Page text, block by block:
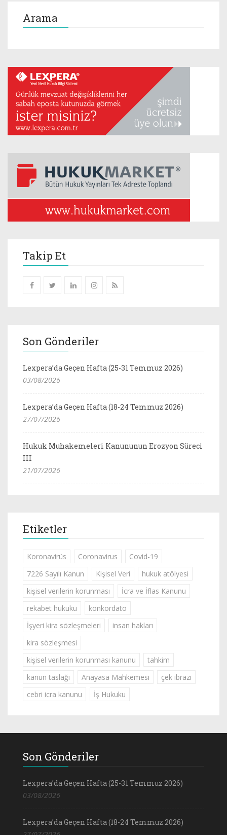
Arama
Takip Et
Son Gönderiler
Lexpera’da Geçen Hafta (25-31 Temmuz 2026)
03/08/2026
Lexpera’da Geçen Hafta (18-24 Temmuz 2026)
27/07/2026
Hukuk Muhakemeleri Kanununun Erozyon Süreci
III
21/07/2026
Etiketler
Koronavirüs Coronavirus
Covid-19
7226 Sayılı Kanun
Kişisel Veri
hukuk atölyesi
kişisel verilerin korunması
İcra ve İflas Kanunu
rekabet hukuku
konkordato
İşyeri kira sözleşmeleri
insan hakları
kira sözleşmesi
kişisel verilerin korunması kanunu
tahkim
kanun taslağı
Anayasa Mahkemesi
çek ibrazı
cebri icra kanunu
İş Hukuku
Son Gönderiler
Lexpera’da Geçen Hafta (25-31 Temmuz 2026)
03/08/2026
Lexpera’da Geçen Hafta (18-24 Temmuz 2026)